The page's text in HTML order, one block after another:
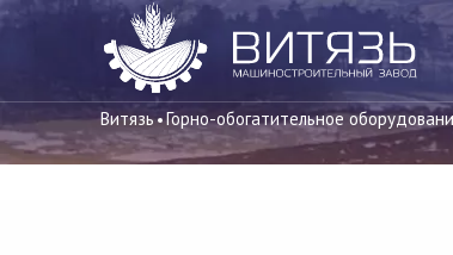
Витязь Горно-обогатительное